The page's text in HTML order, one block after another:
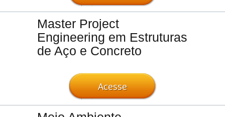
Master Project
Engineering em Estruturas
de Aço e Concreto
Acesse